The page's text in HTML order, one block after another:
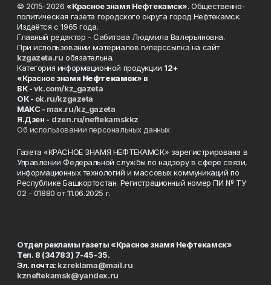
© 2015-2026 «Красное знамя Нефтекамск». Общественно-
политическая газета городского округа город Нефтекамск.
Издаётся с 1965 года.
Главный редактор - Сабитова Людмила Валерьяновна.
При использовании материалов гиперссылка на сайт
kzgazeta.ru обязательна.
Категория информационной продукции 12+
«Красное знамя Нефтекамск» в
ВК -vk.com/kz_gazeta
ОК - ok.ru/kzgazeta
MAKC - max.ru/kz_gazeta
Я.Дзен - dzen.ru/neftekamskkz
Об использовании персональных данных
Газета «КРАСНОЕ ЗНАМЯ НЕФТЕКАМСК» зарегистрирована в
Управлении Федеральной службы по надзору в сфере связи,
информационных технологий и массовых коммуникаций по
Республике Башкортостан. Регистрационный номер ПИ № ТУ
02 - 01880 от 11.06.2025 г.
Отдел рекламы газеты «Красное знамя Нефтекамск»
Тел. 8 (34783) 7-45-35.
Эл. почта: kzreklama@mail.ru
kzneftekamsk@yandex.ru